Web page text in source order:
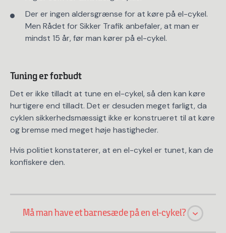
Der er ingen aldersgrænse for at køre på el-cykel.
Men Rådet for Sikker Trafik anbefaler, at man er
mindst 15 år, før man kører på el-cykel.
Tuning er forbudt
Det er ikke tilladt at tune en el-cykel, så den kan køre
hurtigere end tilladt. Det er desuden meget farligt, da
cyklen sikkerhedsmæssigt ikke er konstrueret til at køre
og bremse med meget høje hastigheder.
Hvis politiet konstaterer, at en el-cykel er tunet, kan de
konfiskere den.
Må man have et barnesæde på en el-cykel?